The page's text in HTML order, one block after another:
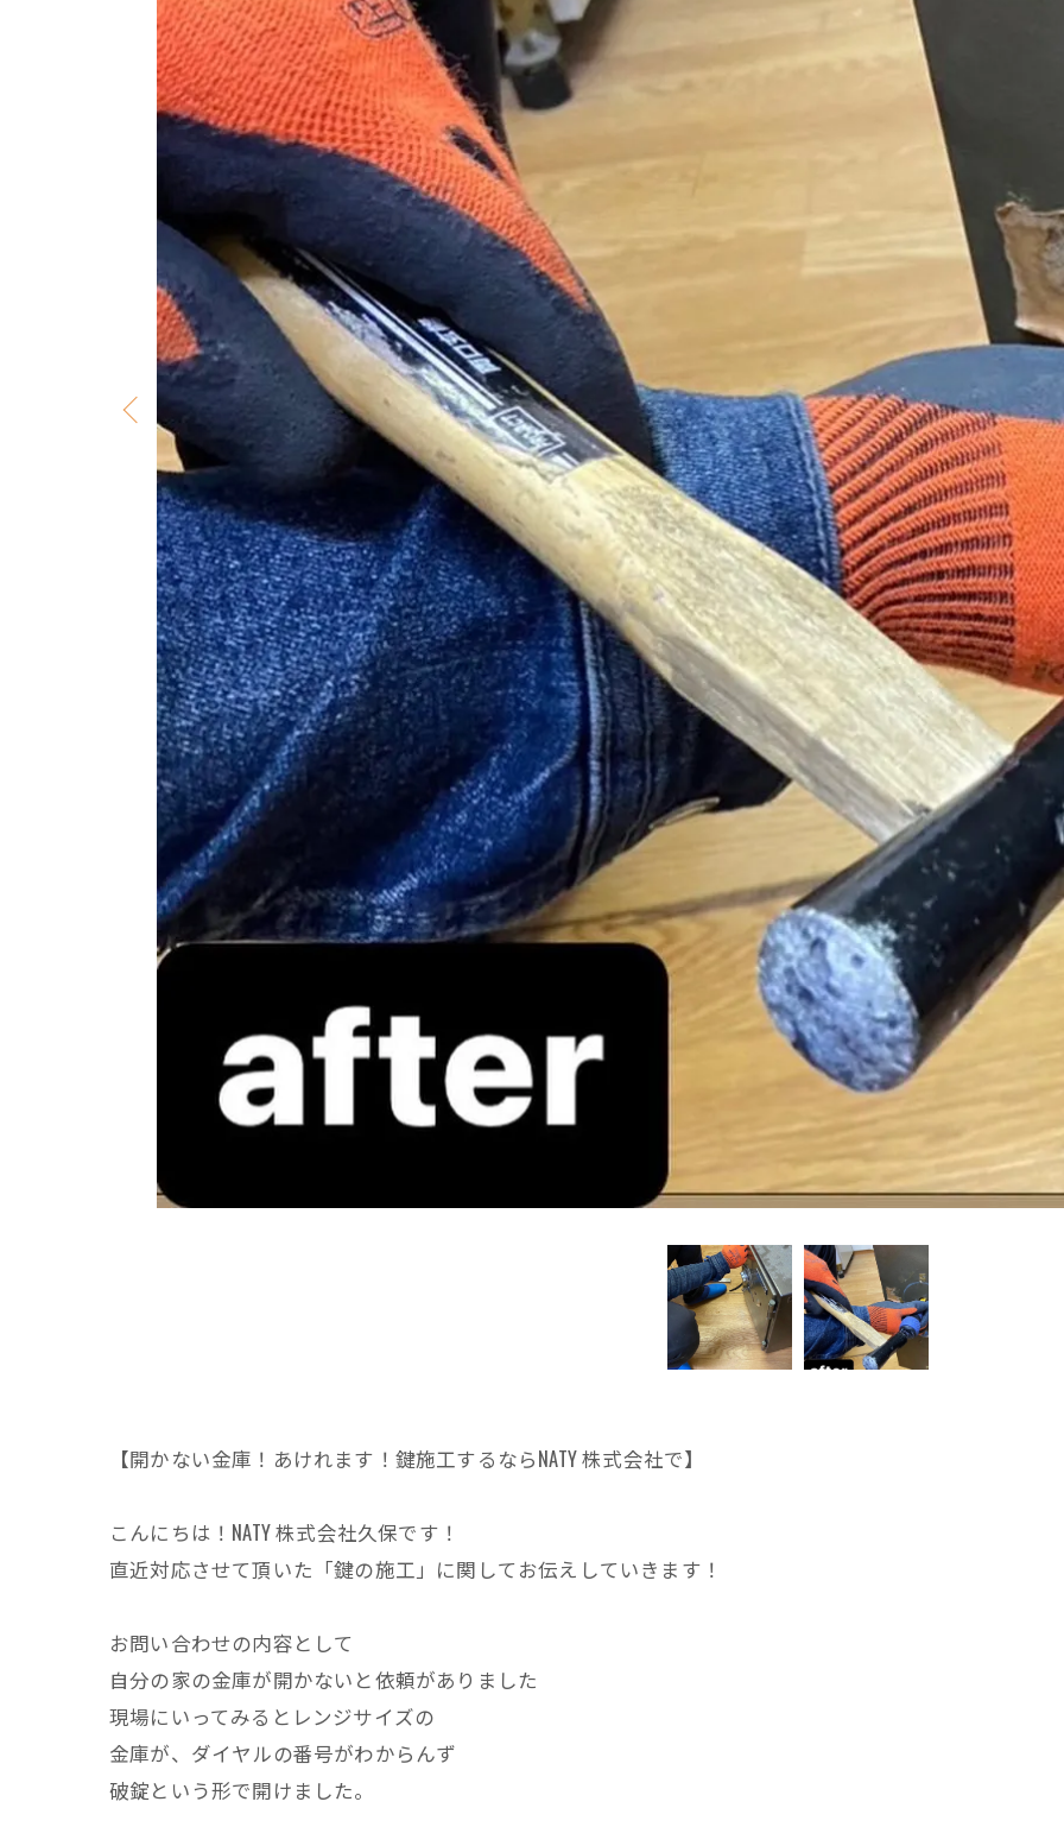
【開かない金庫！あけれます！鍵施工するならNATY 株式会社で】
こんにちは！NATY 株式会社久保です！
直近対応させて頂いた「鍵の施工」に関してお伝えしていきます！
お問い合わせの内容として
自分の家の金庫が開かないと依頼がありました
現場にいってみるとレンジサイズの
金庫が、ダイヤルの番号がわからんず
破錠という形で開けました。